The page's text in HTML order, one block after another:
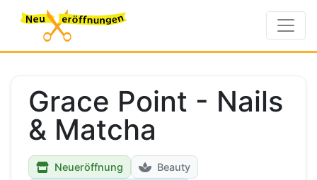
Grace Point - Nails
& Matcha
Neueröffnung
Beauty